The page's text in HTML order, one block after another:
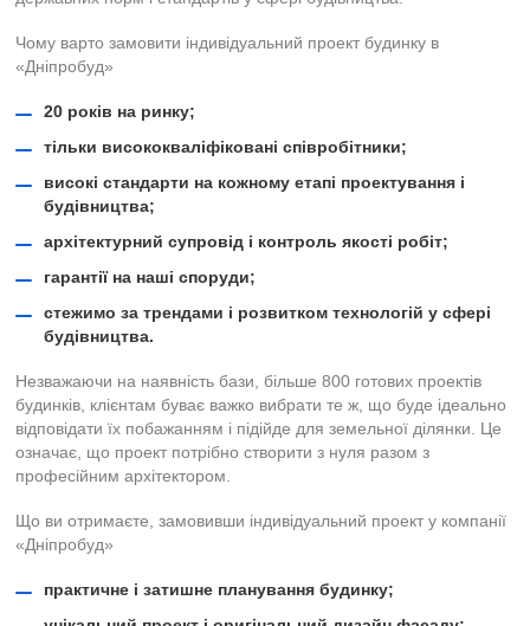
Чому варто замовити індивідуальний проект будинку в
«Дніпробуд»
20 років на ринку;
тільки висококваліфіковані співробітники;
високі стандарти на кожному етапі проектування і
будівництва;
архітектурний супровід і контроль якості робіт;
гарантії на наші споруди;
стежимо за трендами і розвитком технологій у сфері
будівництва.
Незважаючи на наявність бази, більше 800 готових проектів
будинків, клієнтам буває важко вибрати те ж, що буде ідеально
відповідати їх побажанням і підійде для земельної ділянки. Це
означає, що проект потрібно створити з нуля разом з
професійним архітектором.
Що ви отримаєте, замовивши індивідуальний проект у компанії
«Дніпробуд»
практичне і затишне планування будинку;